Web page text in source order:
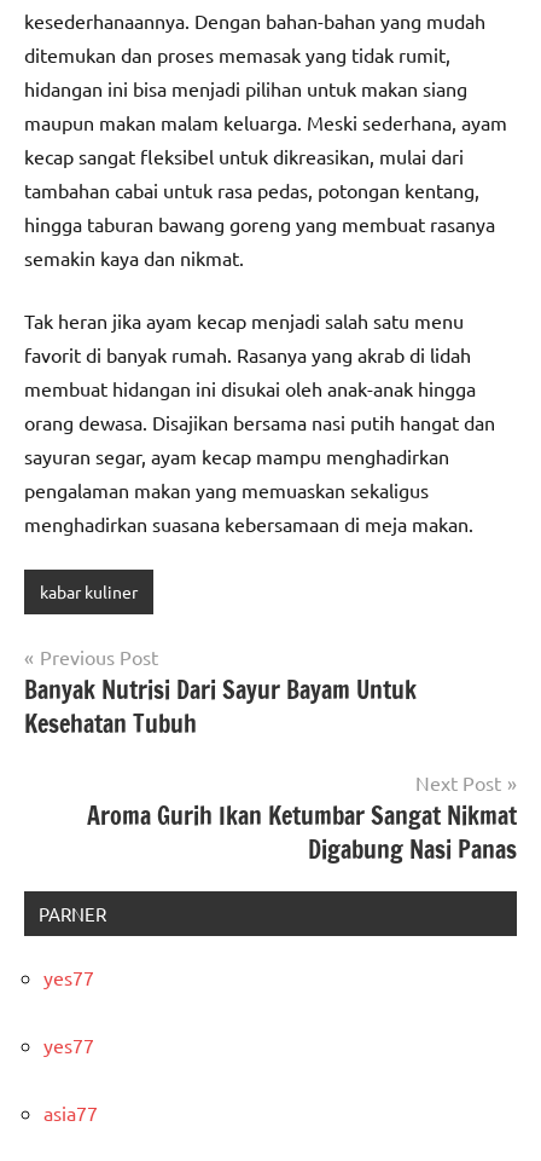
kesederhanaannya. Dengan bahan-bahan yang mudah
ditemukan dan proses memasak yang tidak rumit,
hidangan ini bisa menjadi pilihan untuk makan siang
maupun makan malam keluarga. Meski sederhana, ayam
kecap sangat fleksibel untuk dikreasikan, mulai dari
tambahan cabai untuk rasa pedas, potongan kentang,
hingga taburan bawang goreng yang membuat rasanya
semakin kaya dan nikmat.
Tak heran jika ayam kecap menjadi salah satu menu
favorit di banyak rumah. Rasanya yang akrab di lidah
membuat hidangan ini disukai oleh anak-anak hingga
orang dewasa. Disajikan bersama nasi putih hangat dan
sayuran segar, ayam kecap mampu menghadirkan
pengalaman makan yang memuaskan sekaligus
menghadirkan suasana kebersamaan di meja makan.
kabar kuliner
Post
navigation
Previous Post
Banyak Nutrisi Dari Sayur Bayam Untuk
Kesehatan Tubuh
Next Post
Aroma Gurih Ikan Ketumbar Sangat Nikmat
Digabung Nasi Panas
PARNER
yes77
yes77
asia77